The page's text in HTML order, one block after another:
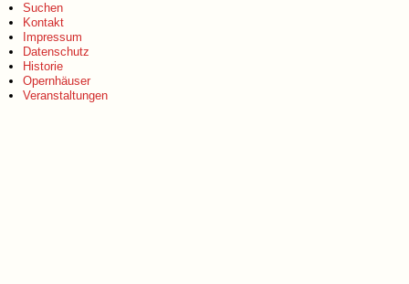
Suchen
Kontakt
Impressum
Datenschutz
Historie
Opernhäuser
Veranstaltungen